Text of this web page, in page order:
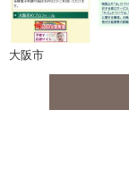
大阪市